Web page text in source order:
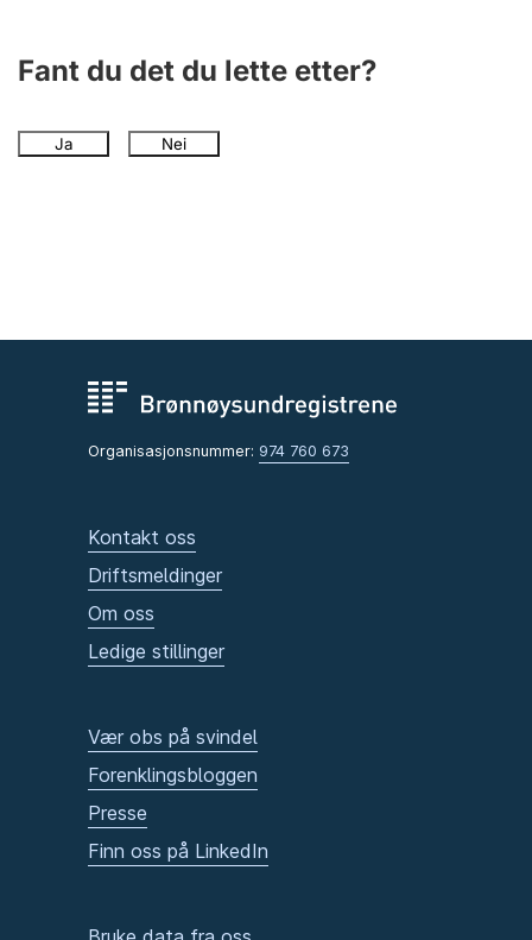
Fant du det du lette etter?
Ja Nei
Organisasjonsnummer: 974 760 673
Kontakt oss
Driftsmeldinger
Om oss
Ledige stillinger
Vær obs på svindel
Forenklingsbloggen
Presse
Finn oss på LinkedIn